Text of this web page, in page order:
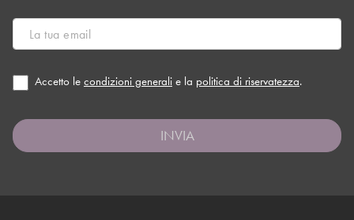
Accetto le condizioni generali e la politica di riservatezza.
INVIA